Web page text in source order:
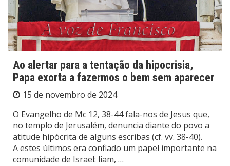
Ao alertar para a tentação da hipocrisia,
Papa exorta a fazermos o bem sem aparecer
15 de novembro de 2024
O Evangelho de Mc 12, 38-44 fala-nos de Jesus que,
no templo de Jerusalém, denuncia diante do povo a
atitude hipócrita de alguns escribas (cf. vv. 38-40).
A estes últimos era confiado um papel importante na
comunidade de Israel: liam, …